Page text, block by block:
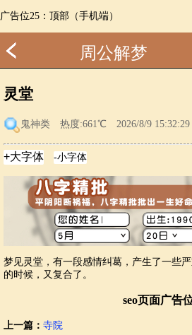
广告位25：顶部（手机端）
周公解梦
灵堂
鬼神类 热度:661℃ 2026/8/9 15:32:29
梦见灵堂，有一段感情纠葛，产生了一些
的时候，又复合了。
seo页面广告
上一篇： 寺院